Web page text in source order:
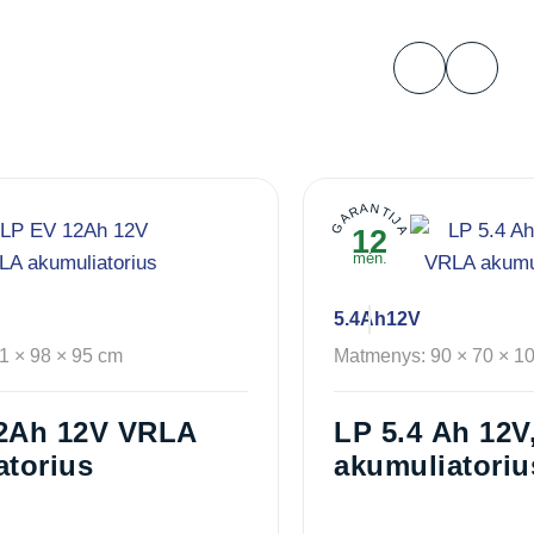
× 98 × 95 cm
12V VRLA
GARANTIJA
12
mėn.
5.4Ah12V
Matmenys: 90 × 70 ×
LP 5.4 Ah 12V, T1 VRLA